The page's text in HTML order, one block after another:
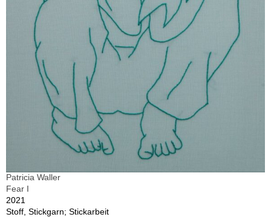
Patricia Waller
Fear I
2021
Stoff, Stickgarn; Stickarbeit